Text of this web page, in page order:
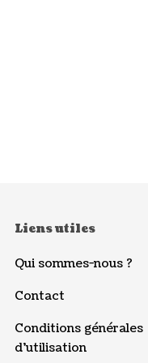
Liens utiles
Qui sommes-nous ?
Contact
Conditions générales
d’utilisation